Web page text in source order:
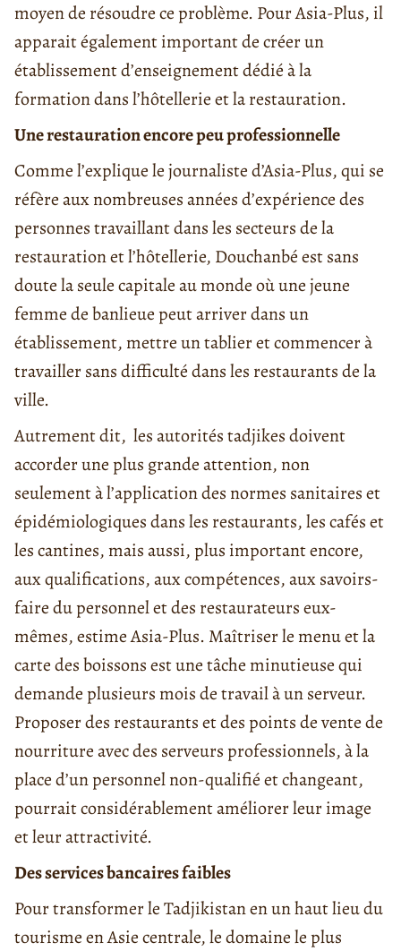
moyen de résoudre ce problème. Pour Asia-Plus, il
apparait également important de créer un
établissement d’enseignement dédié à la
formation dans l’hôtellerie et la restauration.
Une restauration encore peu professionnelle
Comme l’explique le journaliste d’Asia-Plus, qui se
réfère aux nombreuses années d’expérience des
personnes travaillant dans les secteurs de la
restauration et l’hôtellerie, Douchanbé est sans
doute la seule capitale au monde où une jeune
femme de banlieue peut arriver dans un
établissement, mettre un tablier et commencer à
travailler sans difficulté dans les restaurants de la
ville.
Autrement dit, les autorités tadjikes doivent
accorder une plus grande attention, non
seulement à l’application des normes sanitaires et
épidémiologiques dans les restaurants, les cafés et
les cantines, mais aussi, plus important encore,
aux qualifications, aux compétences, aux savoirs-
faire du personnel et des restaurateurs eux-
mêmes, estime Asia-Plus. Maîtriser le menu et la
carte des boissons est une tâche minutieuse qui
demande plusieurs mois de travail à un serveur.
Proposer des restaurants et des points de vente de
nourriture avec des serveurs professionnels, à la
place d’un personnel non-qualifié et changeant,
pourrait considérablement améliorer leur image
et leur attractivité.
Des services bancaires faibles
Pour transformer le Tadjikistan en un haut lieu du
tourisme en Asie centrale, le domaine le plus